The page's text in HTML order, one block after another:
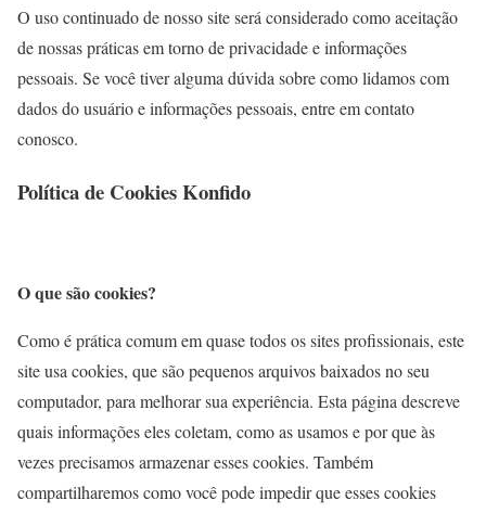
O uso continuado de nosso site será considerado como aceitação
de nossas práticas em torno de privacidade e informações
pessoais. Se você tiver alguma dúvida sobre como lidamos com
dados do usuário e informações pessoais, entre em contato
conosco.
Política de Cookies Konfido
O que são cookies?
Como é prática comum em quase todos os sites profissionais, este
site usa cookies, que são pequenos arquivos baixados no seu
computador, para melhorar sua experiência. Esta página descreve
quais informações eles coletam, como as usamos e por que às
vezes precisamos armazenar esses cookies. Também
compartilharemos como você pode impedir que esses cookies